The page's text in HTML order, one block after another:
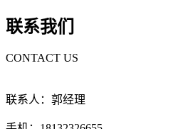
联系我们
CONTACT US
联系人：郭经理